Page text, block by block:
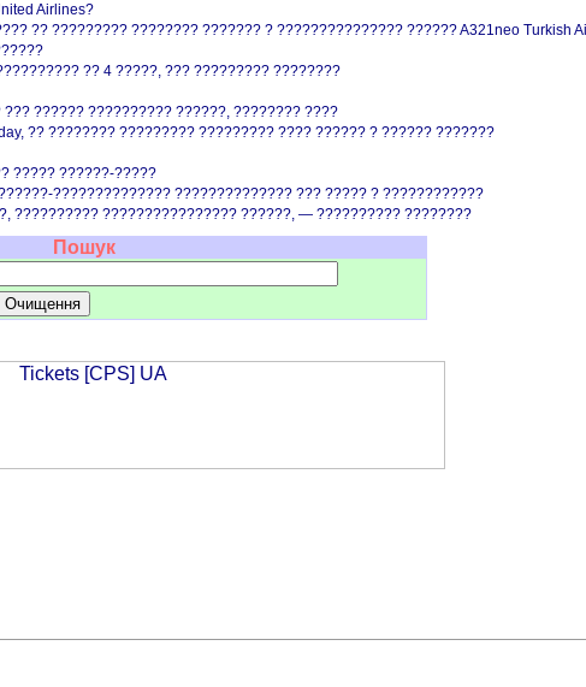
Airlines?
?? ????????? ???????? ??????? ? ??????????????? ?????? A321neo Turkish
?? 4 ?????, ??? ????????? ????????
?????? ?????????? ??????, ???????? ????
?? ???????? ????????? ????????? ???? ?????? ? ?????? ???????
????? ??????-?????
?????????????? ?????????????? ??? ????? ? ????????????
?????????? ???????????????? ??????, — ?????????? ????????
Пошук